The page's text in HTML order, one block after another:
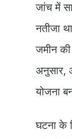
जांच में
नतीजा
जमीन
अनुसार,
योजना
घटना के